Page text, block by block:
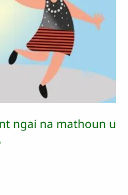
ngai na mathoun u